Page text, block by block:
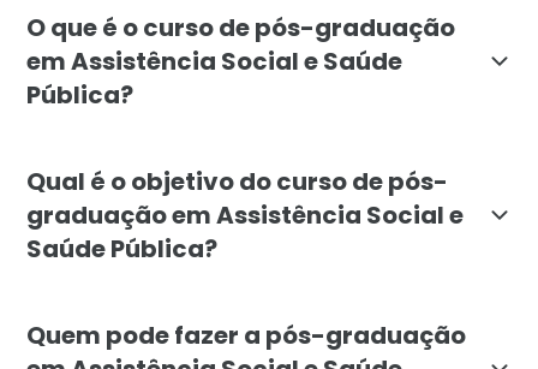
O que é o curso de pós-graduação
em Assistência Social e Saúde
Pública?
Qual é o objetivo do curso de pós-
graduação em Assistência Social e
Saúde Pública?
Quem pode fazer a pós-graduação